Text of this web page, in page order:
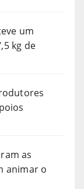
um
kg de
as
animar o